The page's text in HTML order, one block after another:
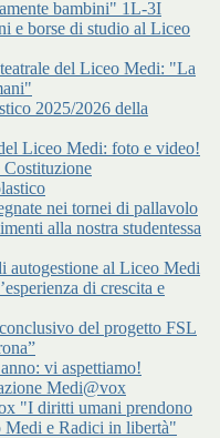
bambini" 1L-3I
e borse di studio al Liceo
del Liceo Medi: "La
2025/2026 della
Liceo Medi: foto e video!
Costituzione
nei tornei di pallavolo
alla nostra studentessa
autogestione al Liceo Medi
di crescita e
del progetto FSL
vi aspettiamo!
Medi@vox
"I diritti umani prendono
e Radici in libertà"